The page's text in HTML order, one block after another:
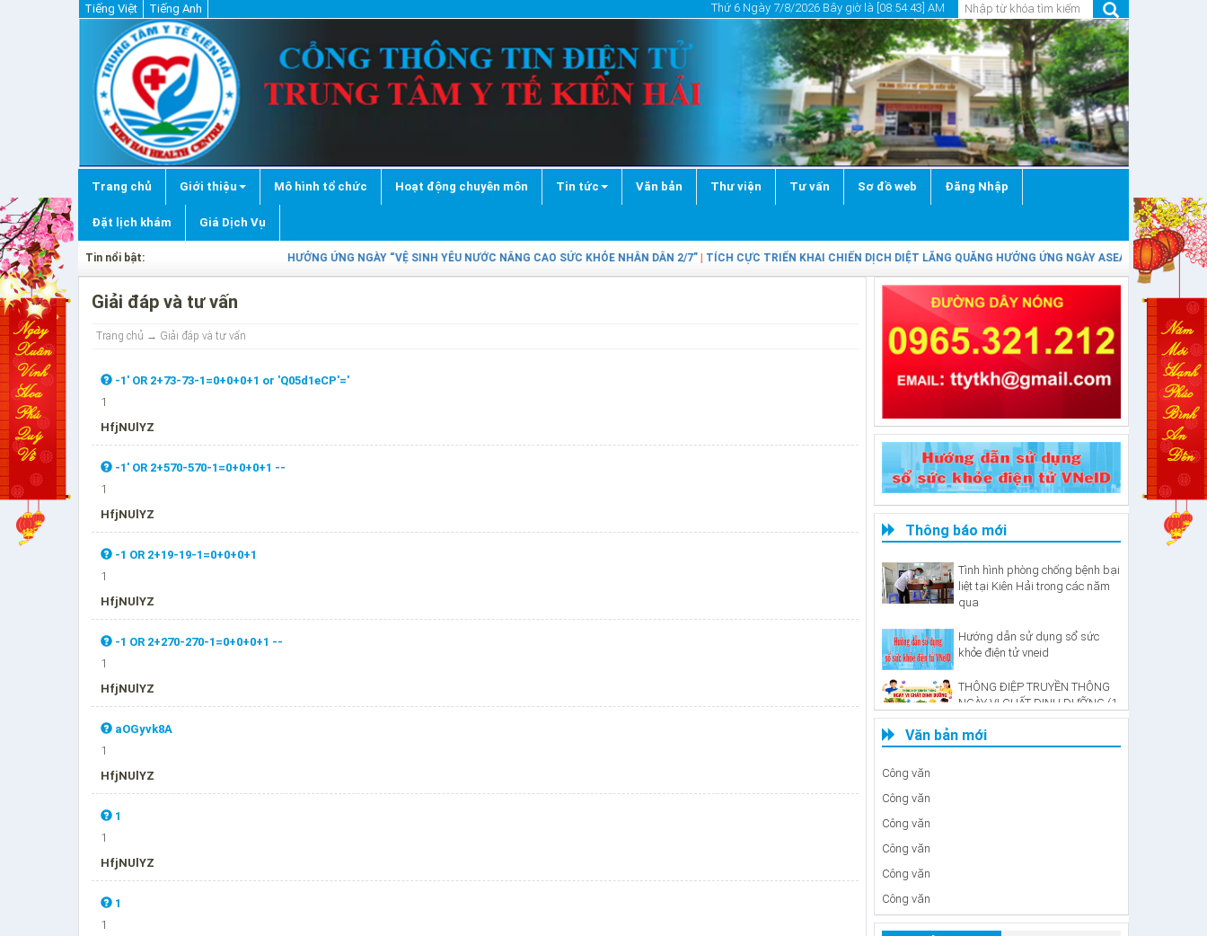
Tiếng Việt Tiếng Anh Thứ 6 Ngày 7/8/2026 Bây giờ là [08:54:44] AM
Trang chủ Giới thiệu Mô hình tổ chức Hoạt động chuyên môn Tin tức Văn bản Thư viện Tư vấn Sơ đồ web Đăng Nhập
Đặt lịch khám Giá Dịch Vụ
Tin nổi bật: HƯỞNG ỨNG NGÀY “VỆ SINH YÊU NƯỚC NÂNG CAO SỨC KHỎE NHÂN DÂN 2/7” | TÍCH CỰC TRIỂN KHAI CHIẾN DỊCH DIỆT LĂNG QUĂNG HƯỞNG ỨNG NGÀY ASEAN PHÒNG,
Giải đáp và tư vấn
Trang chủ → Giải đáp và tư vấn
-1' OR 2+73-73-1=0+0+0+1 or 'Q05d1eCP'='
1
HfjNUlYZ
-1' OR 2+570-570-1=0+0+0+1 --
1
HfjNUlYZ
-1 OR 2+19-19-1=0+0+0+1
1
HfjNUlYZ
-1 OR 2+270-270-1=0+0+0+1 --
1
HfjNUlYZ
aOGyvk8A
1
HfjNUlYZ
1
1
HfjNUlYZ
1
1
Thông báo mới
TUYÊN TRUYỀN VỀ KHÁM SỨC
LỌC MIỄN PHÍ CHO NGƯỜI
DÂN
Tình hình phòng chống bệnh bại
liệt tại Kiên Hải trong các năm
qua
Hướng dẫn sử dụng sổ sức
khỏe điện tử vneid
THÔNG ĐIỆP TRUYỀN THÔNG
NGÀY VI CHẤT DINH DƯỠNG (1-
2/6/2026)
Văn bản mới
Báo Cáo
Công văn
Công văn
Công văn
Công văn
Công văn
Công văn
Quyết định